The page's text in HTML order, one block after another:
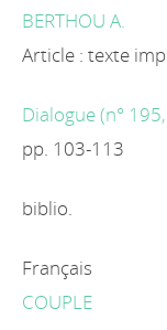
BERTHOU A.
Article : texte
Dialogue (n°
pp. 103-113
biblio.
Français
COUPLE